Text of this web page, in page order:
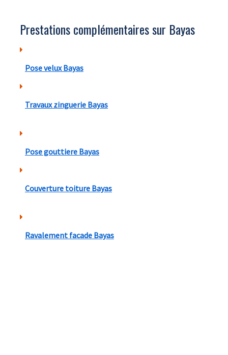
Prestations complémentaires sur Bayas
Pose velux Bayas
Travaux zinguerie Bayas
Pose gouttiere Bayas
Couverture toiture Bayas
Ravalement facade Bayas